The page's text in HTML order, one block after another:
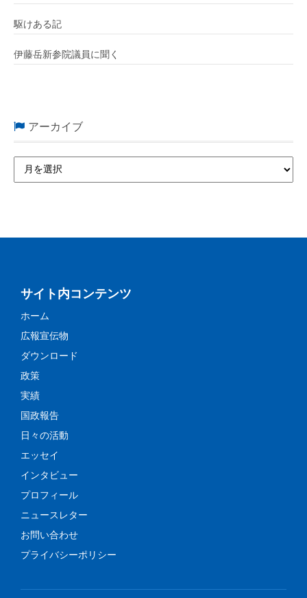
駆けある記
伊藤岳新参院議員に聞く
アーカイブ
サイト内コンテンツ
ホーム
広報宣伝物
ダウンロード
政策
実績
国政報告
日々の活動
エッセイ
インタビュー
プロフィール
ニュースレター
お問い合わせ
プライバシーポリシー